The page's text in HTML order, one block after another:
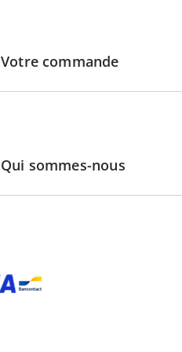
Votre commande
Qui sommes-nous